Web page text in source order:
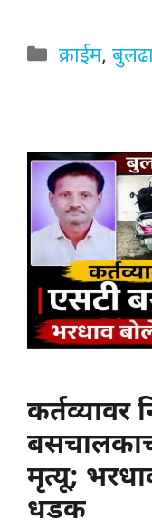
क्राईम,
कर्तव्यावर
मृत्यू;
धडक